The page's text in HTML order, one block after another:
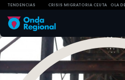
TENDENCIAS CRISIS MIGRATORIA CEUTA OLA